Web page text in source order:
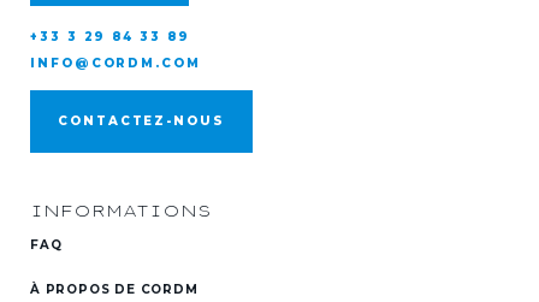
+33 3 29 84 33 89
INFO@CORDM.COM
CONTACTEZ-NOUS
INFORMATIONS
FAQ
À PROPOS DE CORDM